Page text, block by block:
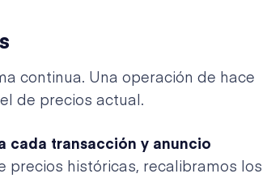
continua. Una operación de hace
de precios actual.
cada transacción y anuncio
precios históricas, recalibramos los